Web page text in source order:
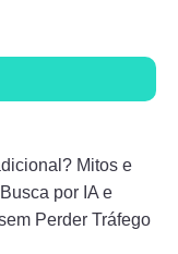
Mitos e
por IA e
Perder Tráfego